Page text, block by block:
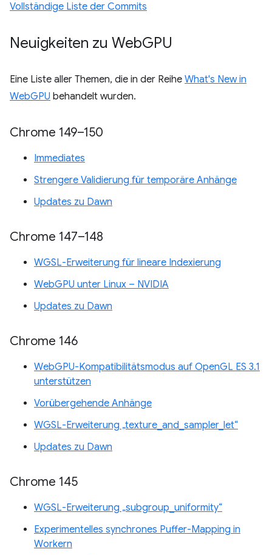
Vollständige Liste der Commits
Neuigkeiten zu WebGPU
Eine Liste aller Themen, die in der Reihe What's New in
WebGPU behandelt wurden.
Chrome 149–150
Immediates
Strengere Validierung für temporäre Anhänge
Updates zu Dawn
Chrome 147–148
WGSL-Erweiterung für lineare Indexierung
WebGPU unter Linux – NVIDIA
Updates zu Dawn
Chrome 146
WebGPU-Kompatibilitätsmodus auf OpenGL ES 3.1
unterstützen
Vorübergehende Anhänge
WGSL-Erweiterung „texture_and_sampler_let“
Updates zu Dawn
Chrome 145
WGSL-Erweiterung „subgroup_uniformity“
Experimentelles synchrones Puffer-Mapping in
Workern